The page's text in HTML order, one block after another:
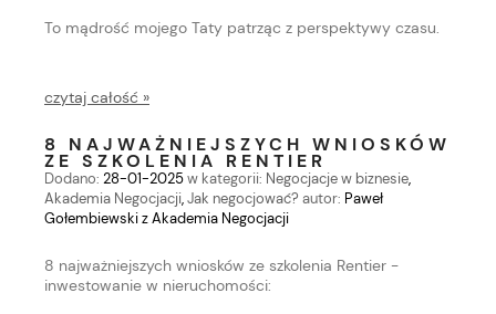
To mądrość mojego Taty patrząc z perspektywy czasu.
czytaj całość »
8 NAJWAŻNIEJSZYCH WNIOSKÓW
ZE SZKOLENIA RENTIER
Dodano: 28-01-2025w kategorii: Negocjacje w biznesie,
Akademia Negocjacji,Jak negocjować? autor: Paweł
Gołembiewski z Akademia Negocjacji
8 najważniejszych wniosków ze szkolenia Rentier -
inwestowanie w nieruchomości: